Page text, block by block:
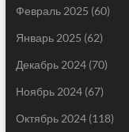
Февраль 2025 (60)
Январь 2025 (62)
Декабрь 2024(70)
Ноябрь 2024(67)
Октябрь 2024(118)